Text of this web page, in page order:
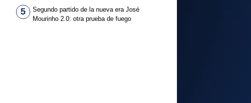
5
Segundo partido de la nueva era José
Mourinho 2.0: otra prueba de fuego